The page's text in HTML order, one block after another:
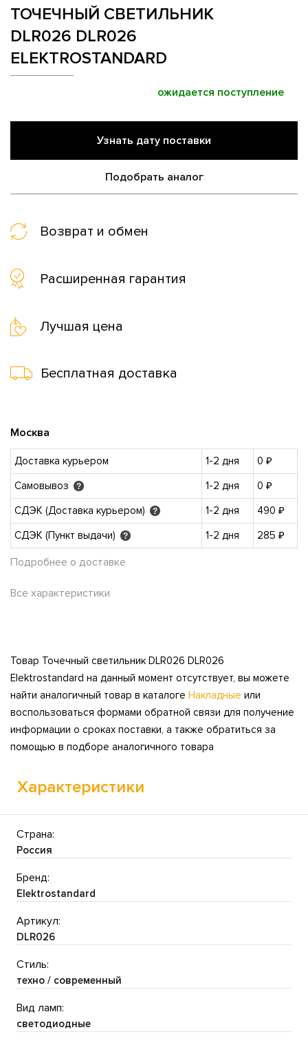
ТОЧЕЧНЫЙ СВЕТИЛЬНИК
DLR026 DLR026
ELEKTROSTANDARD
ожидается поступление
Узнать дату поставки
Подобрать аналог
Возврат и обмен
Расширенная гарантия
Лучшая цена
Бесплатная доставка
Москва
Доставка курьером 1-2 дня
0 ₽
Самовывоз
? 1-2 дня
0 ₽
СДЭК (Доставка курьером)
? 1-2 дня
490 ₽
СДЭК (Пункт выдачи)
? 1-2 дня 285 ₽
Подробнее о доставке
Все характеристики
Товар Точечный светильник DLR026 DLR026
Elektrostandard на данный момент отсутствует, вы можете
найти аналогичный товар в каталоге Накладные или
воспользоваться формами обратной связи для получение
информации о сроках поставки, а также обратиться за
помощью в подборе аналогичного товара
Характеристики
Страна:
Россия
Бренд:
Elektrostandard
Артикул:
DLR026
Стиль:
техно / современный
Вид ламп:
светодиодные